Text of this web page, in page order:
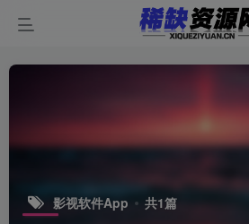
影视软件App 共1篇